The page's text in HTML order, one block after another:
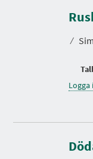
⁄
S
e
l